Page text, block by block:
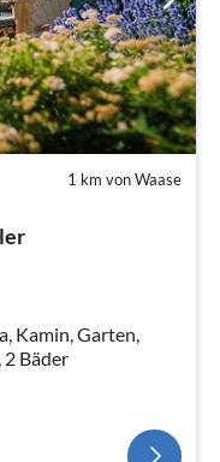
1 km von Waase
Kamin, Garten,
2 Bäder